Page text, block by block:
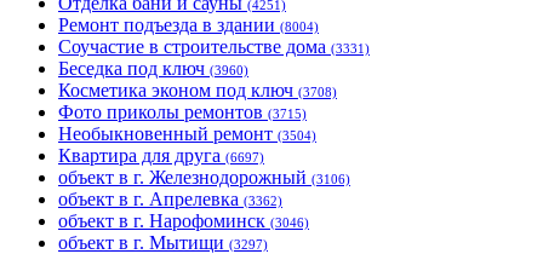
(4251)
Ремонт подъезда в здании (8004)
Соучастие в строительстве дома (3331)
Беседка под ключ (3960)
Косметика эконом под ключ (3708)
Фото приколы ремонтов (3715)
Необыкновенный ремонт (3504)
Квартира для друга (6697)
объект в г. Железнодорожный (3106)
объект в г. Апрелевка (3362)
объект в г. Нарофоминск (3046)
объект в г. Мытищи (3297)